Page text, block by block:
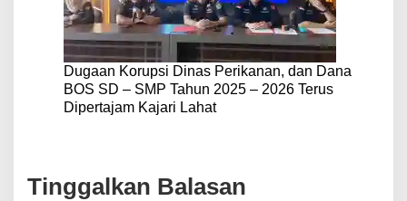
Dugaan Korupsi Dinas Perikanan, dan Dana
BOS SD – SMP Tahun 2025 – 2026 Terus
Dipertajam Kajari Lahat
Tinggalkan Balasan